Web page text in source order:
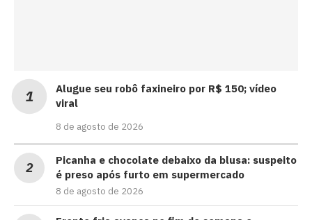
Alugue seu robô faxineiro por R$ 150; vídeo
viral
8 de agosto de 2026
Picanha e chocolate debaixo da blusa: suspeito
é preso após furto em supermercado
8 de agosto de 2026